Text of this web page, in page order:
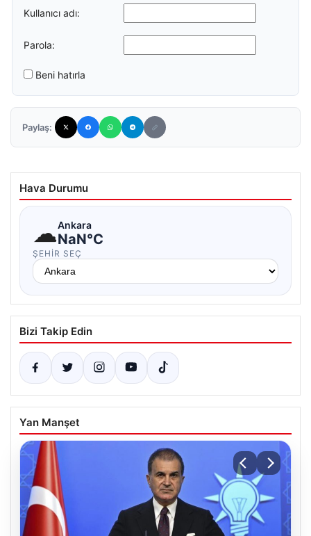
Kullanıcı adı:
Parola:
Beni hatırla
Paylaş:
Hava Durumu
☁Ankara
NaN°C
ŞEHIR SEÇ
Bizi Takip Edin
Yan Manşet